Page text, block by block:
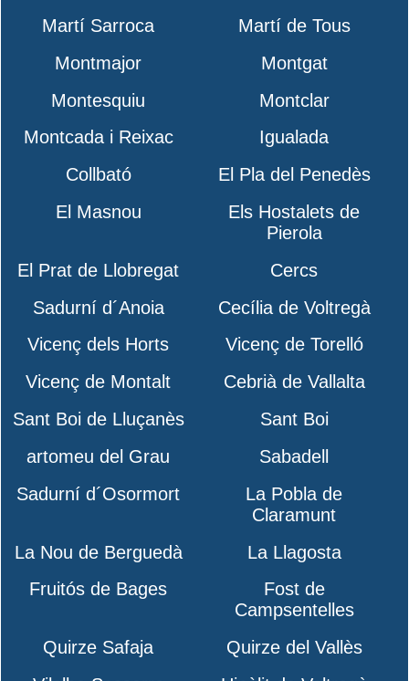
Martí Sarroca
Martí de Tous
Montmajor
Montgat
Montesquiu
Montclar
Montcada i Reixac
Igualada
Collbató
El Pla del Penedès
El Masnou
Els Hostalets de
Pierola
El Prat de Llobregat
Cercs
Sadurní d´Anoia
Cecília de Voltregà
Vicenç dels Horts
Vicenç de Torelló
Vicenç de Montalt
Cebrià de Vallalta
Sant Boi de Lluçanès
Sant Boi
artomeu del Grau
Sabadell
Sadurní d´Osormort
La Pobla de
Claramunt
La Nou de Berguedà
La Llagosta
Fruitós de Bages
Fost de
Campsentelles
Quirze Safaja
Quirze del Vallès